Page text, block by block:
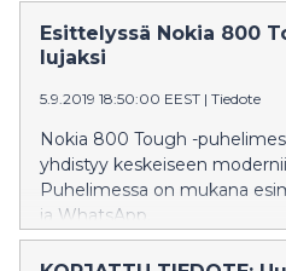
Esittelyssä Nokia 800
lujaksi
5.9.2019 18:50:00 EEST | Tiedote
Nokia 800 Tough -
yhdistyy keskeiseen
Puhelimessa on mukana
ja WhatsApp.